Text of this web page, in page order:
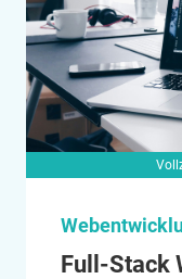
Full-Stack